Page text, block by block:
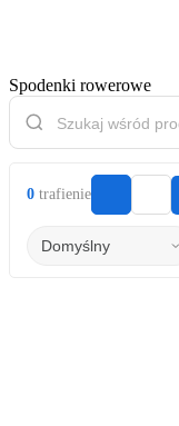
Spodenki rowerowe
0 trafienie